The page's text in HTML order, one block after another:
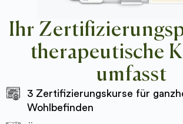
Ihr
therapeutische
umfasst
3 Zertifizierungskurse für
Wohlbefinden